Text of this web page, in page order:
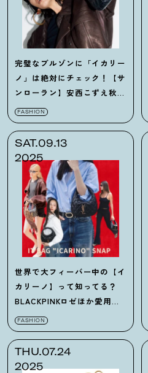
完璧なブルゾンに「イカリー
ノ」は絶対にチェック！【サ
ンローラン】安西こずえ秋の
マストバイ
FASHION
SAT.09.13
2025
世界で大フィーバー中の【イ
カリーノ】って知ってる？
BLACKPINKロゼほか愛用セ
レブのスナップ一挙公開！
FASHION
THU.07.24
2025